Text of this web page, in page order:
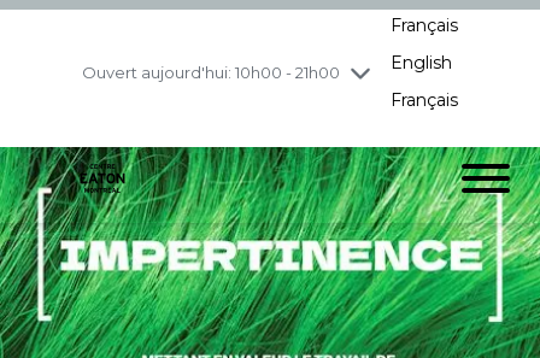
Ouvert aujourd'hui: 10h00 - 21h00
vendredi8/7
10h00 - 21h00
Français
English
Français